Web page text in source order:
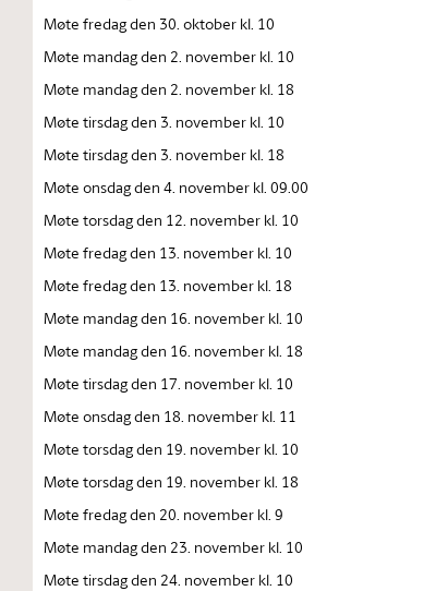
Møte fredag den 30. oktober kl. 10
Møte mandag den 2. november kl. 10
Møte mandag den 2. november kl. 18
Møte tirsdag den 3. november kl. 10
Møte tirsdag den 3. november kl. 18
Møte onsdag den 4. november kl. 09.00
Møte torsdag den 12. november kl. 10
Møte fredag den 13. november kl. 10
Møte fredag den 13. november kl. 18
Møte mandag den 16. november kl. 10
Møte mandag den 16. november kl. 18
Møte tirsdag den 17. november kl. 10
Møte onsdag den 18. november kl. 11
Møte torsdag den 19. november kl. 10
Møte torsdag den 19. november kl. 18
Møte fredag den 20. november kl. 9
Møte mandag den 23. november kl. 10
Møte tirsdag den 24. november kl. 10